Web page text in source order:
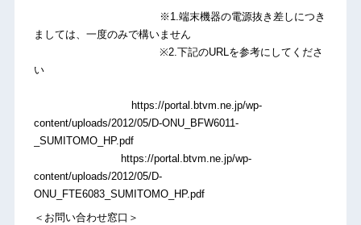
※1.端末機器の電源抜き差しにつき
ましては、一度のみで構いません
※2.下記のURLを参考にしてくださ
い
https://portal.btvm.ne.jp/wp-
content/uploads/2012/05/D-ONU_BFW6011-
_SUMITOMO_HP.pdf
https://portal.btvm.ne.jp/wp-
content/uploads/2012/05/D-
ONU_FTE6083_SUMITOMO_HP.pdf
＜お問い合わせ窓口＞